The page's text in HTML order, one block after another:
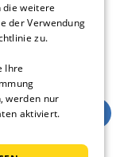
die weitere
der Verwendung
zu.
Ihre
werden nur
aktiviert.